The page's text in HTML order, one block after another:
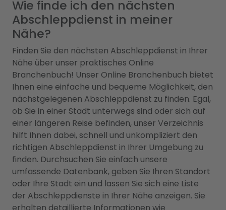
Wie finde ich den nächsten
Abschleppdienst in meiner
Nähe?
Finden Sie den nächsten Abschleppdienst in Ihrer
Nähe über unser praktisches Online
Branchenbuch! Unser Online Branchenbuch bietet
Ihnen eine einfache und bequeme Möglichkeit, den
nächstgelegenen Abschleppdienst zu finden. Egal,
ob Sie in einer Stadt unterwegs sind oder sich auf
einer längeren Reise befinden, unser Verzeichnis
hilft Ihnen dabei, schnell und unkompliziert den
richtigen Abschleppdienst in Ihrer Umgebung zu
finden. Durchsuchen Sie einfach unsere
umfassende Datenbank, geben Sie Ihren Standort
oder Ihre Stadt ein und lassen Sie sich eine Liste
der Abschleppdienste in Ihrer Nähe anzeigen. Sie